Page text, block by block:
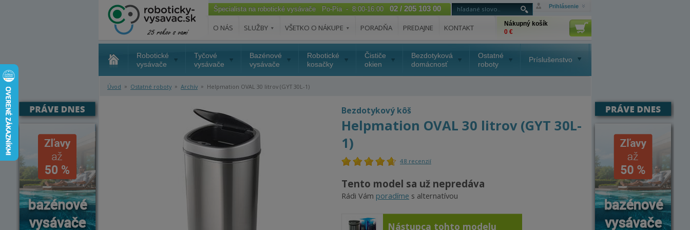
Prihlásenie
Špecialista na robotické vysávače Po-Pia - 8:00-16:00 02 / 205 103 00
O NÁS SLUŽBY VŠETKO O NÁKUPE PORADŇA PREDAJNE KONTAKT
Nákupný košík
0 €
Robotické
vysávače
Tyčové
vysávače
Bazénové
vysávače
Robotické
kosačky
Čističe
okien
Bezdotyková
domácnosť
Ostatné
roboty
Príslušenstvo
Úvod » Ostatné roboty » Archív » Helpmation OVAL 30 litrov (GYT 30L-1)
Bezdotykový kôš
Helpmation OVAL 30 litrov (GYT 30L-
1)
48 recenzií
Tento model sa už nepredáva
Rádi Vám poradíme s alternatívou
Nástupca tohto modelu